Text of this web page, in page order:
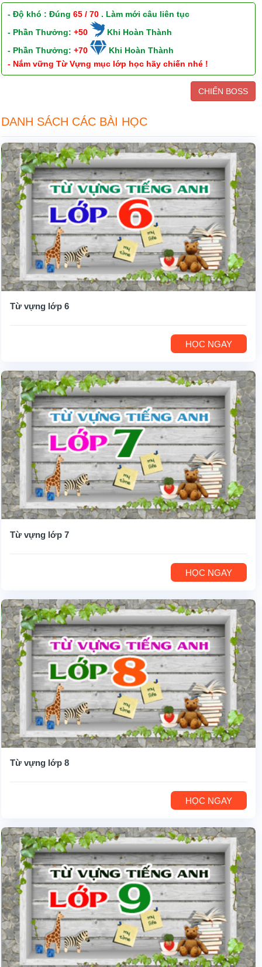
- Độ khó : Đúng65 / 70 . Làm mới câu liên tục
- Phần Thưởng:+50
Khi Hoàn Thành
- Phần Thưởng:+70
Khi Hoàn Thành
- Nắm vững Từ Vựng mục lớp học hãy chiến nhé !
CHIẾN BOSS
DANH SÁCH CÁC BÀI HỌC
Từ vựng lớp 6
HỌC NGAY
Từ vựng lớp 7
HỌC NGAY
Từ vựng lớp 8
HỌC NGAY